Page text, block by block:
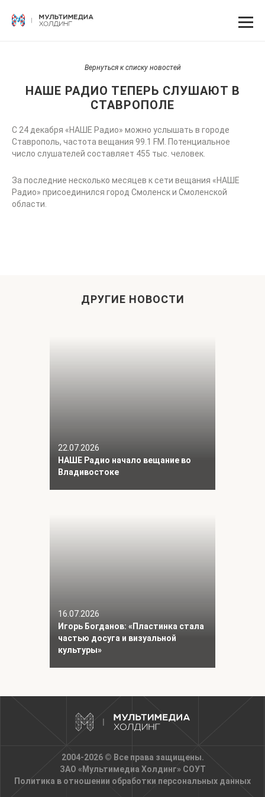
Вернуться к списку новостей
НАШЕ РАДИО ТЕПЕРЬ СЛУШАЮТ В
СТАВРОПОЛЕ
С 24 декабря «НАШЕ Радио» можно услышать в городе
Ставрополь, частота вещания 99.1 FM. Потенциальное
число слушателей составляет 455 тыс. человек.
За последние несколько месяцев к сети вещания «НАШЕ
Радио» присоединился город Смоленск и Смоленской
области.
ДРУГИЕ НОВОСТИ
22.07.2026
НАШЕ Радио начало вещание во
Владивостоке
16.07.2026
Игорь Богданов: «Пластинка стала
частью досуга и визуальной
культуры»
2004-2026 © Все права защищены.
ЗАО «Мультимедиа Холдинг» СОУТ
Политика в отношении обработки персональных данных